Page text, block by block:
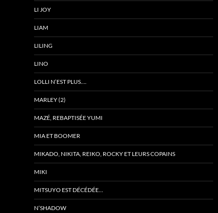
LI JOY
LIAM
LILING
LINO
LOLLI N’EST PLUS….
MARLEY (2)
MAZÉ, REBAPTISÉE YUMI
MIA ET BOOMER
MIKADO, NIKITA, REIKO, ROCKY ET LEURS COPAINS
MIKI
MITSUYO EST DÉCÉDÉE…
N’SHADOW